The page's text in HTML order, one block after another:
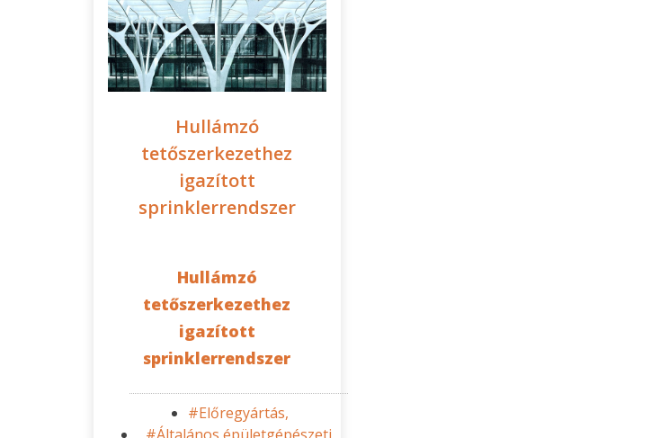
Hullámzó
tetőszerkezethez
igazított
sprinklerrendszer
Hullámzó
tetőszerkezethez
igazított
sprinklerrendszer
#Előregyártás,